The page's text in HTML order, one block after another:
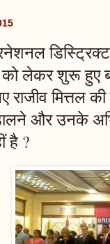
लेकर शुरू हुए
मित्तल की
और उनके
है ?